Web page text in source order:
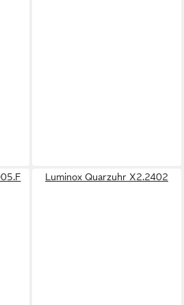
Luminox Quarzuhr X2.2402